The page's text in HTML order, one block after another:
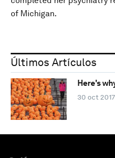
of Michigan.
Últimos Artículos
Here's
30 oct 2017